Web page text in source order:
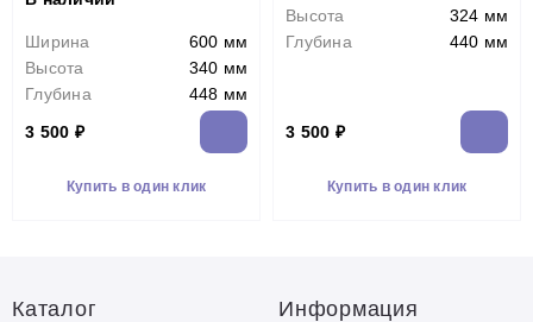
Ширина
600 мм
Высота
340 мм
Глубина
448 мм
3 500 ₽
Купить в один клик
Высота
324 мм
Глубина
440 мм
3 500 ₽
Купить в один клик
Каталог Информация